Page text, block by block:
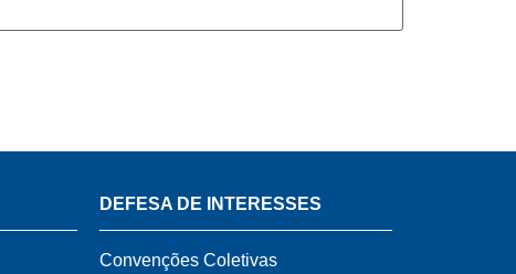
DEFESA DE INTERESSES
Convenções Coletivas